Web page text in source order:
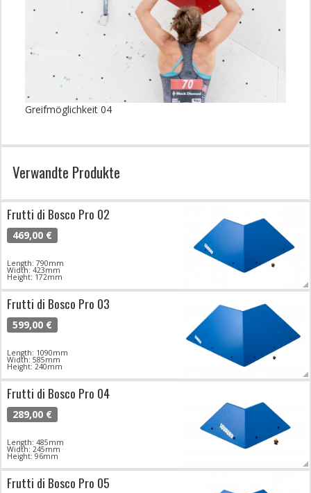
Greifmöglichkeit 04
Verwandte Produkte
Frutti di Bosco Pro 02
469,00 €
Length: 790mm
Width: 423mm
Height: 172mm
Frutti di Bosco Pro 03
599,00 €
Length: 1090mm
Width: 585mm
Height: 240mm
Frutti di Bosco Pro 04
289,00 €
Length: 485mm
Width: 245mm
Height: 96mm
Frutti di Bosco Pro 05